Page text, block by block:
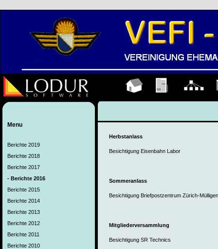
Menu
Berichte 2019
Berichte 2018
Berichte 2017
- Berichte 2016
Berichte 2015
Berichte 2014
Berichte 2013
Berichte 2012
Berichte 2011
Berichte 2010
Herbstanlass
Besichtigung Eisenbahn Labor
Sommeranlass
Besichtigung Briefpostzentrum Zürich-Mülligen
Mitgliederversammlung
Besichtigung SR Technics